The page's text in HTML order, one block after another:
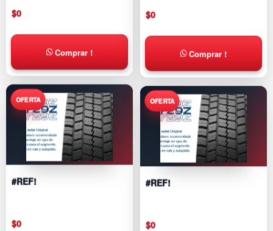
$0
Comprar !
$0
Comprar !
#REF!
$0
#REF!
$0